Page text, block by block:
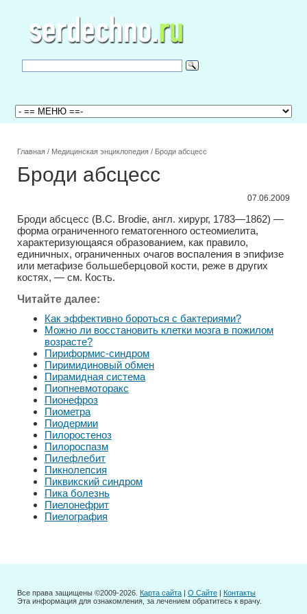
Главная / Медицинская энциклопедия / Броди абсцесс
Броди абсцесс
07.06.2009
Броди абсцесс (В.С. Brodie, англ. хирург, 1783—1862) —
форма ограниченного гематогенного остеомиелита,
характеризующаяся образованием, как правило,
единичных, ограниченных очагов воспаления в эпифизе
или метафизе большеберцовой кости, реже в других
костях, — см. Кость.
Читайте далее:
Как эффективно бороться с бактериями?
Можно ли восстановить клетки мозга в пожилом
возрасте?
Пириформис-синдром
Пиримидиновый обмен
Пирамидная система
Пиопневмоторакс
Пионефроз
Пиометра
Пиодермии
Пилоростеноз
Пилороспазм
Пилефлебит
Пикнолепсия
Пиквикский синдром
Пика болезнь
Пиелонефрит
Пиелография
Все права защищены ©2009-2026. Карта сайта | О Сайте | Контакты
Эта информация для ознакомления, за лечением обратитесь к врачу.